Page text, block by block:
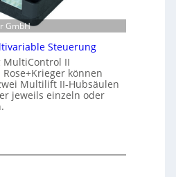
GmbH
Steuerung
MultiControl II
können
Multilift II-Hubsäulen
jeweils einzeln oder